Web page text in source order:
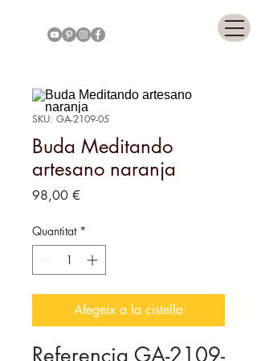
SKU: GA-2109-05
Buda Meditando
artesano naranja
98,00 €
Quantitat *
Afegeix a la cistella
Referencia GA-2109-